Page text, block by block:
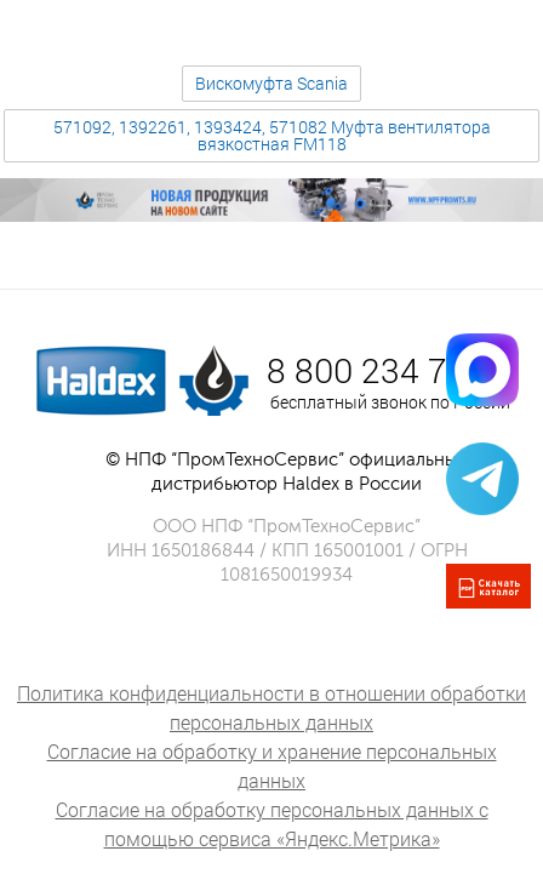
Вискомуфта Scania
571092, 1392261, 1393424, 571082 Муфта вентилятора
вязкостная FM118
8 800 234 75 52
бесплатный звонок по России
© НПФ “ПромТехноСервис” официальный
дистрибьютор Haldex в России
ООО НПФ “ПромТехноСервис”
ИНН 1650186844 / КПП 165001001 / ОГРН
1081650019934
Политика конфиденциальности в отношении обработки
персональных данных
Согласие на обработку и хранение персональных
данных
Согласие на обработку персональных данных с
помощью сервиса «Яндекс.Метрика»